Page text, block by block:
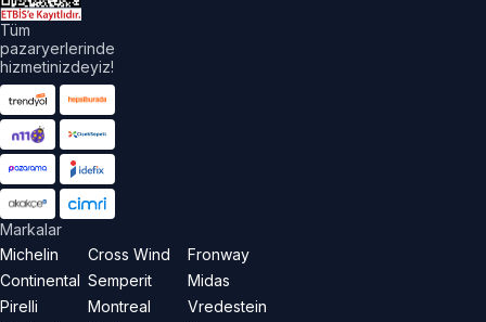
Tüm
pazaryerlerinde
hizmetinizdeyiz!
Markalar
Michelin
Continental
Pirelli
Cross Wind
Semperit
Montreal
Fronway
Midas
Vredestein